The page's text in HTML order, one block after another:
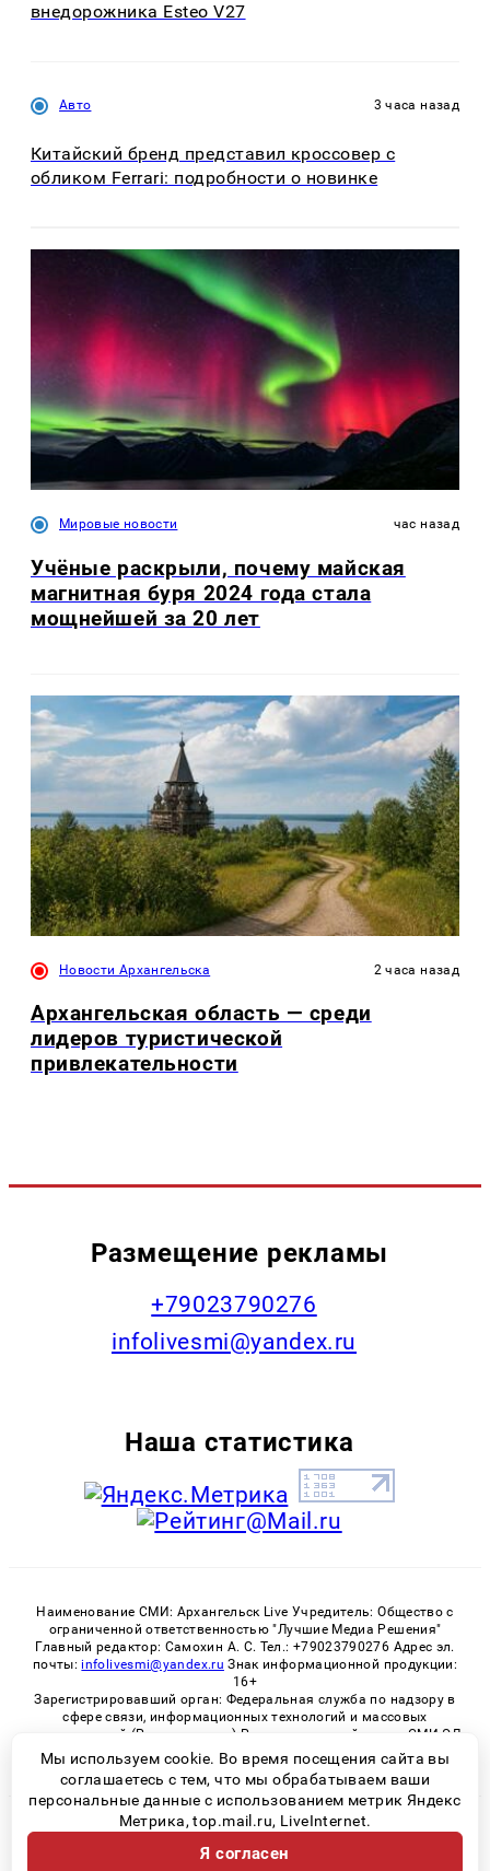
внедорожника Esteo V27
Авто 3 часа назад
Китайский бренд представил кроссовер с
обликом Ferrari: подробности о новинке
Мировые новости час назад
Учёные раскрыли, почему майская
магнитная буря 2024 года стала
мощнейшей за 20 лет
Новости Архангельска 2 часа назад
Архангельская область — среди
лидеров туристической
привлекательности
Размещение рекламы
+79023790276
infolivesmi@yandex.ru
Наша статистика
Наименование СМИ: Архангельск Live Учредитель: Общество с
ограниченной ответственностью "Лучшие Медиа Решения"
Главный редактор: Самохин А. С. Тел.: +79023790276 Адрес эл.
почты: infolivesmi@yandex.ru Знак информационной продукции:
16+
Зарегистрировавший орган: Федеральная служба по надзору в
сфере связи, информационных технологий и массовых
коммуникаций (Роскомнадзор) Регистрационный номер СМИ ЭЛ
№ ФС 77 - 82533 от 21.01.2022
© 2026 «Архангельск Live» | Все права защищены
Возрастная категория сайта 16+
Мы используем cookie. Во время посещения сайта вы
соглашаетесь с тем, что мы обрабатываем ваши
персональные данные с использованием метрик Яндекс
Метрика, top.mail.ru, LiveInternet.
Я согласен